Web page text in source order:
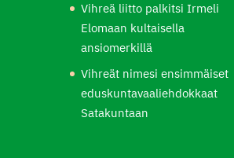
Vihreä liitto palkitsi Irmeli
Elomaan kultaisella
ansiomerkillä
Vihreät nimesi ensimmäiset
eduskuntavaaliehdokkaat
Satakuntaan